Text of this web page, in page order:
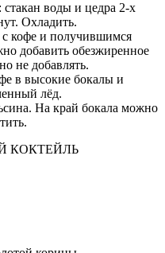
стакан воды и цедра 2-х
Охладить.
кофе и получившимся
добавить обезжиренное
не добавлять.
в высокие бокалы и
лёд.
На край бокала можно